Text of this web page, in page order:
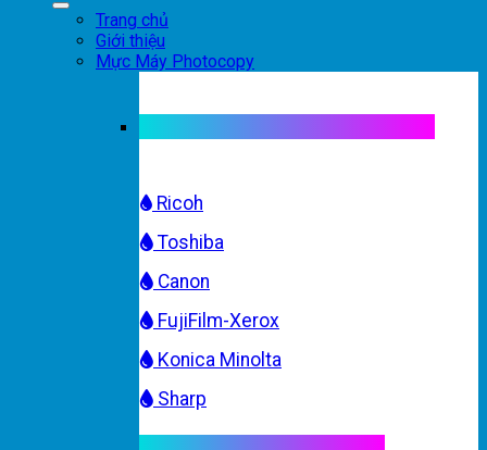
Trang chủ
Giới thiệu
Mực Máy Photocopy
Ricoh
Toshiba
Canon
FujiFilm-Xerox
Konica Minolta
Sharp